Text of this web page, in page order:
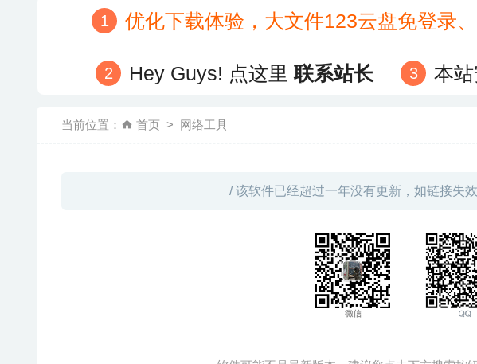
优化下载体验，大文件123云盘免登录
Hey Guys! 点这里联系站长 本
当前位置： 首页 网络工具
/ 该软件已经超过一年没有更新，如链接失